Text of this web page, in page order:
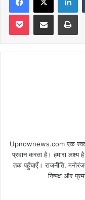
Pocket Share via Email
Upnownews.com एक
प्रदान करता है। हमारा
तक पहुँचाएँ। राजनीति,
निष्पक्ष और